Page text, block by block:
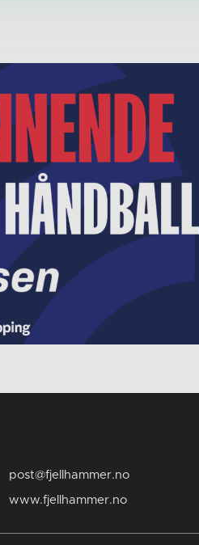
post@fjellhammer.no
www.fjellhammer.no